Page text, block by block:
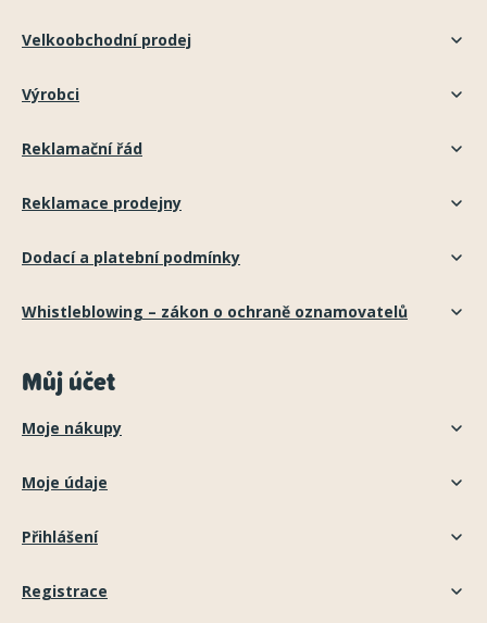
Velkoobchodní prodej
Výrobci
Reklamační řád
Reklamace prodejny
Dodací a platební podmínky
Whistleblowing – zákon o ochraně oznamovatelů
Můj účet
Moje nákupy
Moje údaje
Přihlášení
Registrace